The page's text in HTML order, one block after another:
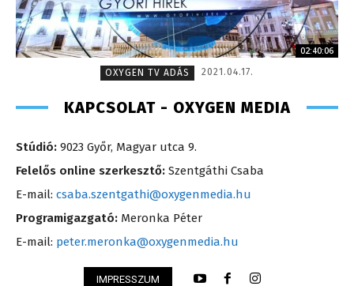
02:40:06
OXYGEN TV ADÁS
2021.04.17.
KAPCSOLAT - OXYGEN MEDIA
Stúdió: 9023 Győr, Magyar utca 9.
Felelős online szerkesztő: Szentgáthi Csaba
E-mail: csaba.szentgathi@oxygenmedia.hu
Programigazgató: Meronka Péter
E-mail: peter.meronka@oxygenmedia.hu
IMPRESSZUM